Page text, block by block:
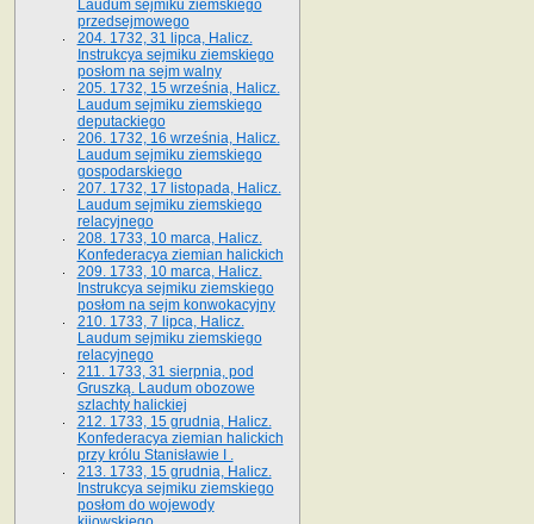
Laudum sejmiku ziemskiego
przedsejmowego
204. 1732, 31 lipca, Halicz.
Instrukcya sejmiku ziemskiego
posłom na sejm walny
205. 1732, 15 września, Halicz.
Laudum sejmiku ziemskiego
deputackiego
206. 1732, 16 września, Halicz.
Laudum sejmiku ziemskiego
gospodarskiego
207. 1732, 17 listopada, Halicz.
Laudum sejmiku ziemskiego
relacyjnego
208. 1733, 10 marca, Halicz.
Konfederacya ziemian halickich­
209. 1733, 10 marca, Halicz.
Instrukcya sejmiku ziemskiego
posłom na sejm konwokacyjny
210. 1733, 7 lipca, Halicz.
Laudum sejmiku ziemskiego
relacyjnego
211. 1733, 31 sierpnia, pod
Gruszką. Laudum obozowe
szlachty halickiej
212. 1733, 15 grudnia, Halicz.
Konfederacya ziemian halickich
przy królu Stanisławie I .
213. 1733, 15 grudnia, Halicz.
Instrukcya sejmiku ziemskiego
posłom do wojewody